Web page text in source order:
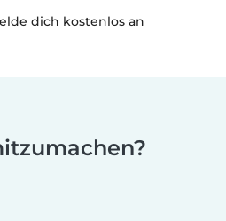
dich kostenlos an